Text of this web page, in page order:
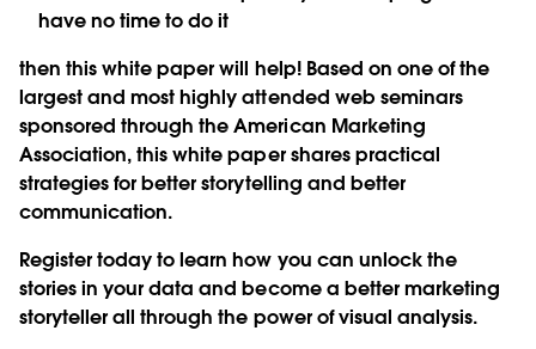
have no time to do it
then this white paper will help! Based on one of the
largest and most highly attended web seminars
sponsored through the American Marketing
Association, this white paper shares practical
strategies for better storytelling and better
communication.
Register today to learn how you can unlock the
stories in your data and become a better marketing
storyteller all through the power of visual analysis.